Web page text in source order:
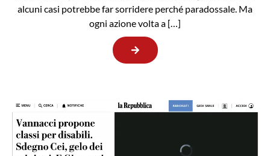
alcuni casi potrebbe far sorridere perché paradossale. Ma
ogni azione volta a […]